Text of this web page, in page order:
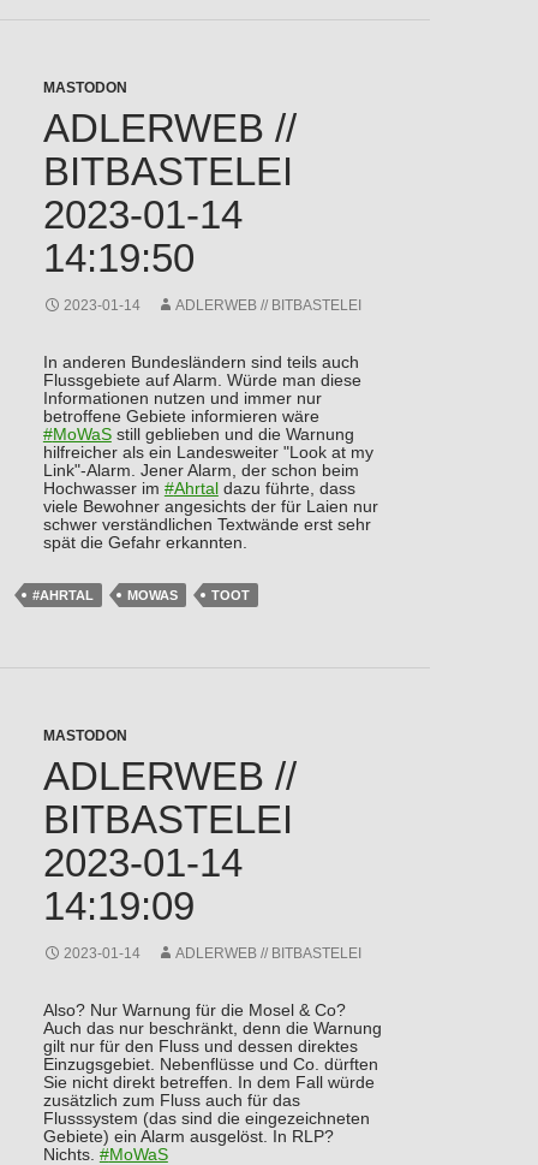
MASTODON
ADLERWEB //
BITBASTELEI
2023-01-14
14:19:50
2023-01-14 ADLERWEB // BITBASTELEI
In anderen Bundesländern sind teils auch
Flussgebiete auf Alarm. Würde man diese
Informationen nutzen und immer nur
betroffene Gebiete informieren wäre
#MoWaSstill geblieben und die Warnung
hilfreicher als ein Landesweiter "Look at my
Link"-Alarm. Jener Alarm, der schon beim
Hochwasser im #Ahrtal dazu führte, dass
viele Bewohner angesichts der für Laien nur
schwer verständlichen Textwände erst sehr
spät die Gefahr erkannten.
#AHRTAL MOWAS TOOT
MASTODON
ADLERWEB //
BITBASTELEI
2023-01-14
14:19:09
2023-01-14 ADLERWEB // BITBASTELEI
Also? Nur Warnung für die Mosel & Co?
Auch das nur beschränkt, denn die Warnung
gilt nur für den Fluss und dessen direktes
Einzugsgebiet. Nebenflüsse und Co. dürften
Sie nicht direkt betreffen. In dem Fall würde
zusätzlich zum Fluss auch für das
Flusssystem (das sind die eingezeichneten
Gebiete) ein Alarm ausgelöst. In RLP?
Nichts. #MoWaS